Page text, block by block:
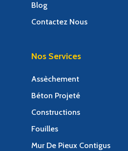
Blog
Contactez Nous
Nos Services
Assèchement
Béton Projeté
Constructions
Fouilles
Mur De Pieux Contigus